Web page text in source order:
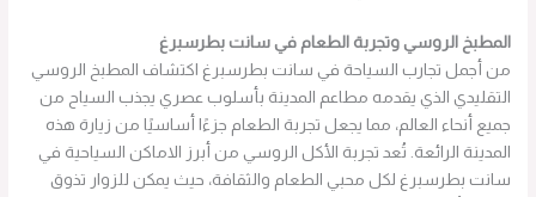
المطبخ الروسي وتجربة الطعام في سانت بطرسبرغ
من أجمل تجارب السياحة في سانت بطرسبرغ اكتشاف المطبخ الروسي
التقليدي الذي يقدمه مطاعم المدينة بأسلوب عصري يجذب السياح من
جميع أنحاء العالم، مما يجعل تجربة الطعام جزءًا أساسيًا من زيارة هذه
المدينة الرائعة. تُعد تجربة الأكل الروسي من أبرز الاماكن السياحية في
سانت بطرسبرغ لكل محبي الطعام والثقافة، حيث يمكن للزوار تذوق